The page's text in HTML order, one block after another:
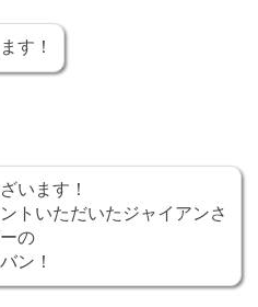
す！
います！
トいただいたジャイアンさ
の
ン！